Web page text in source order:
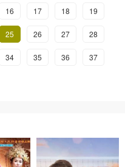
16 17 18 19
25 26 27 28
34 35 36 37